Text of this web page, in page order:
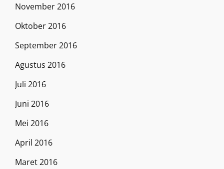
November 2016
Oktober 2016
September 2016
Agustus 2016
Juli 2016
Juni 2016
Mei 2016
April 2016
Maret 2016